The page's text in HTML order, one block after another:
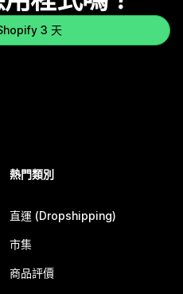
3 天
熱門類別
直運 (Dropshipping)
市集
商品評價